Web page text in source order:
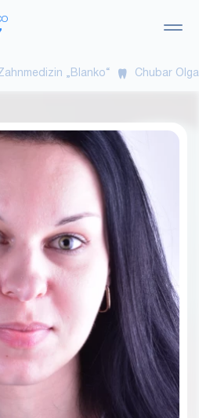
„Blanko“ Chubar